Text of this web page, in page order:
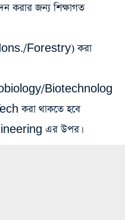
করার জন্য শিক্ষাগত
Forestry) করা
Biotechnolog
করা থাকতে হবে
এর উপর।